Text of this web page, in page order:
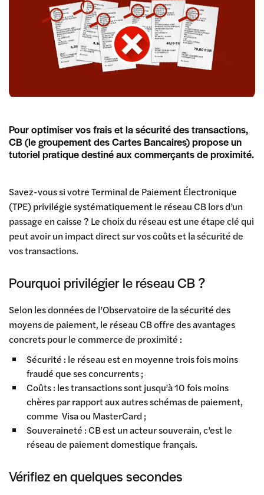
Pour optimiser vos frais et la sécurité des transactions,
CB (le groupement des Cartes Bancaires) propose un
tutoriel pratique destiné aux commerçants de proximité.
Savez-vous si votre Terminal de Paiement Électronique
(TPE) privilégie systématiquement le réseau CB lors d’un
passage en caisse ? Le choix du réseau est une étape clé qui
peut avoir un impact direct sur vos coûts et la sécurité de
vos transactions.
Pourquoi privilégier le réseau CB ?
Selon les données de l’Observatoire de la sécurité des
moyens de paiement, le réseau CB offre des avantages
concrets pour le commerce de proximité :
Sécurité : le réseau est en moyenne trois fois moins
fraudé que ses concurrents ;
Coûts : les transactions sont jusqu’à 10 fois moins
chères par rapport aux autres schémas de paiement,
comme Visa ou MasterCard ;
Souveraineté : CB est un acteur souverain, c’est le
réseau de paiement domestique français.
Vérifiez en quelques secondes